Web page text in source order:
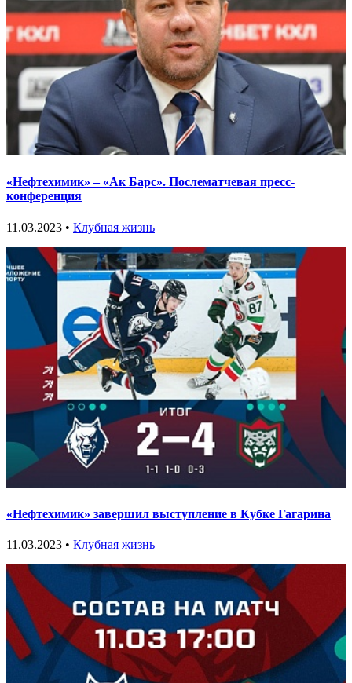
«Нефтехимик» – «Ак Барс». Послематчевая пресс-
конференция
11.03.2023 • Клубная жизнь
«Нефтехимик» завершил выступление в Кубке Гагарина
11.03.2023 • Клубная жизнь